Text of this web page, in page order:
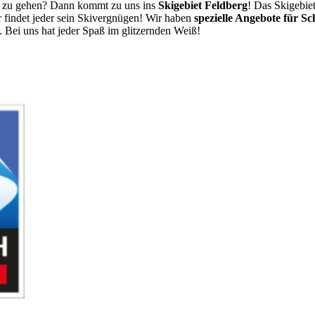
gehen? Dann kommt zu uns ins Skigebiet Feldberg! Das
jeder sein Skivergnügen! Wir haben spezielle Angebote für
uns hat jeder Spaß im glitzernden Weiß!